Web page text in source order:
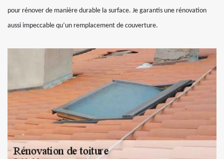
pour rénover de manière durable la surface. Je garantis une rénovation
aussi impeccable qu’un remplacement de couverture.